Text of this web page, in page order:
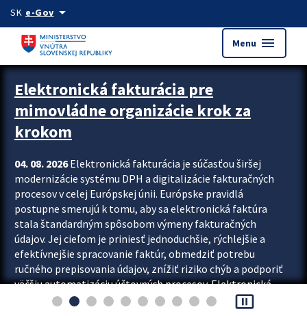
Preskocit na hlavný obsah
SK e-Govarrow_drop_down
Menu menu
Zastavit automatický posun upútavok
Elektronická fakturácia pre
mimovládne organizácie krok za
krokom
04. 08. 2026Elektronická fakturácia je súčasťou širšej
modernizácie systému DPH a digitalizácie fakturačných
procesov v celej Európskej únii. Európske pravidlá
postupne smerujú k tomu, aby sa elektronická faktúra
stala štandardným spôsobom výmeny fakturačných
údajov. Jej cieľom je priniesť jednoduchšie, rýchlejšie a
efektívnejšie spracovanie faktúr, obmedziť potrebu
ručného prepisovania údajov, znížiť riziko chýb a podporiť
väčšiu automatizáciu účtovných procesov. Elektronická
fakturácia preto nepredstavuje...
pause_presentation